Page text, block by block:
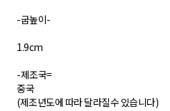
-굽높이-
1.9cm
-제조국=
중국
(제조년도에 따라 달라질수 있습니다)